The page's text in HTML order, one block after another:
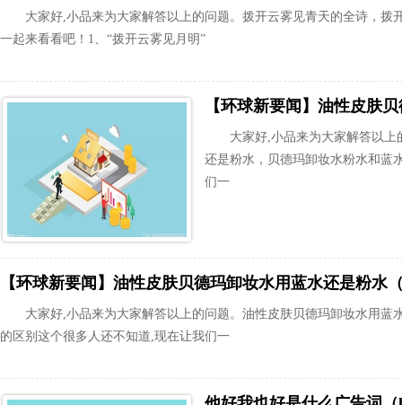
大家好,小品来为大家解答以上的问题。拨开云雾见青天的全诗，拨
一起来看看吧！1、“拨开云雾见月明”
大家好,小品来为大家解答以
还是粉水，贝德玛卸妆水粉水和蓝
们一
大家好,小品来为大家解答以上的问题。油性皮肤贝德玛卸妆水用蓝
的区别这个很多人还不知道,现在让我们一